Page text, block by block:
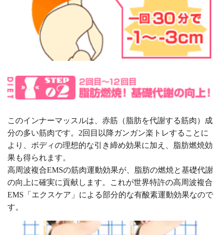
このインナーマッスルは、赤筋（脂肪を代謝する筋肉）成
分の多い筋肉です。2回目以降ガンガン楽トレすることに
より、ボディの理想的な引き締め効果に加え、脂肪燃焼効
果も得られます。
高周波複合EMSの筋肉運動効果が、脂肪の燃焼と基礎代謝
の向上に確実に貢献します。これが世界特許の高周波複合
EMS「エクスケア」による部分的な有酸素運動効果なので
す。